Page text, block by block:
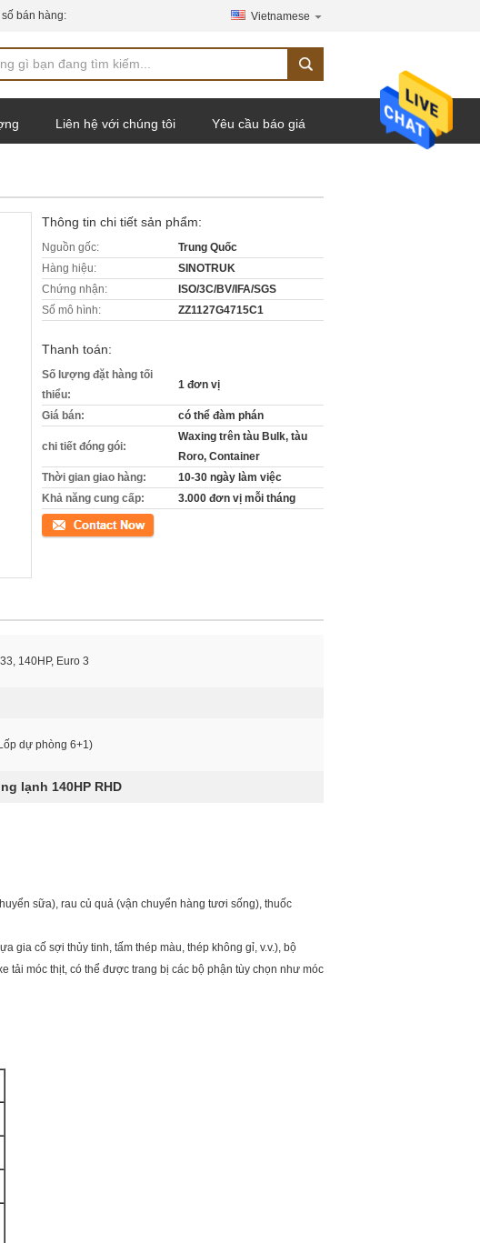
bán hàng: Vietnamese
Liên hệ với chúng tôi Yêu cầu báo giá
Thông tin chi tiết sản phẩm:
Nguồn gốc:
Trung Quốc
Hàng hiệu:
SINOTRUK
Chứng nhận:
ISO/3C/BV/IFA/SGS
Số mô hình:
ZZ1127G4715C1
Thanh toán:
Số lượng đặt hàng tối
thiểu:
1 đơn vị
Giá bán: có thể đàm phán
chi tiết đóng gói:
Waxing trên tàu Bulk, tàu
Roro, Container
Thời gian giao hàng:
10-30 ngày làm việc
Khả năng cung cấp:
3.000 đơn vị mỗi tháng
Tiếp xúc
140HP, Euro 3
dự phòng 6+1)
lạnh 140HP RHD
sữa), rau củ quả (vận chuyển hàng tươi sống), thuốc
gia cố sợi thủy tinh, tấm thép màu, thép không gỉ, v.v.), bộ
tải móc thịt, có thể được trang bị các bộ phận tùy chọn như móc